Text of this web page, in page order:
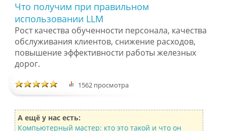
Что получим при правильном
использовании LLM
Рост качества обученности персонала, качества
обслуживания клиентов, снижение расходов,
повышение эффективности работы железных
дорог.
1562 просмотра
А ещё у нас есть:
Компьютерный мастер: кто это такой и что он